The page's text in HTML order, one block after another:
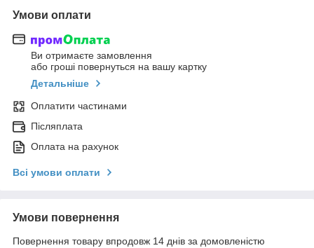
Умови оплати
Ви отримаєте замовлення
або гроші повернуться на вашу картку
Детальніше
Оплатити частинами
Післяплата
Оплата на рахунок
Всі умови оплати
Умови повернення
Повернення товару впродовж 14 днів за домовленістю